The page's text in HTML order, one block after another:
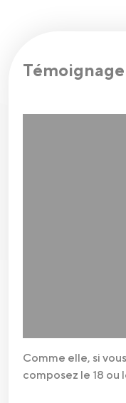
Témoignage
Comme elle, si
composez le 18 ou